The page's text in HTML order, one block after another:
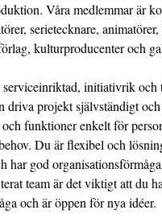
Våra medlemmar är
serietecknare,
kulturproducenter och
initiativrik och
driva projekt självständigt
funktioner enkelt för
Du är flexibel och
har god
team är det viktigt att du
och är öppen för nya idéer.